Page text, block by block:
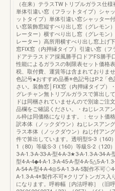
（在来）テラスTWトリプルガラス仕
単体引違い窓（フラットタイプ）シャ
ットタイプ）単体引違い窓シャッター
い窓装飾窓縦すべり出し窓（グレモン
レーター）横すべり出し窓（グレモン
レーター）高所用横すべり出し窓上げ
窓FIX窓（内押縁タイプ）引違い窓（
ドアテラスドア採風勝手口ドアFS勝手
性能によるガラスの制限表セット価格
税、取付費、運賃等は含まれておりま
色記号●おすすめ品番※色記号はP.2「
さい。装飾窓│FIX窓（内押縁タイプ）
グレチャン無トリプルガラスで算出し
ドは同梱されていませんので別途ご注
品欄をご確認ください。・ねじレスア
ル枠は同価格になります。：セット価
訳本体（ノックダウン）ねじレスアン
ラス本体（ノックダウン）ねじ付アン
件で算出しています。透明型S-3（160
1（80）等級S-3（160）等級S-2（120
3-A-1.3-A-33-A-型4-A-3★3-A-1.3-A-34-A-
型4-A-4◆4-A-1.3-A-45-A-型4-A-5△5-A-
A-54-A-型4-A-4◎5-A-1.3-A-5製作不可
A-1.3-A-4※製作不可※クリプトンガス入
になります。呼称幅［内法呼称］（旧呼